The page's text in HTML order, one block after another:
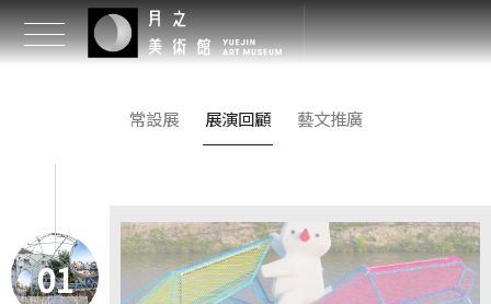
常設展 展演回顧 藝文推廣
01